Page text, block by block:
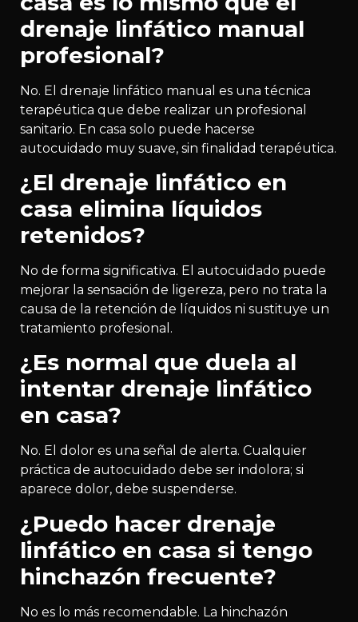
drenaje linfático manual
profesional?
No. El drenaje linfático manual es una técnica
terapéutica que debe realizar un profesional
sanitario. En casa solo puede hacerse
autocuidado muy suave, sin finalidad terapéutica.
¿El drenaje linfático en
casa elimina líquidos
retenidos?
No de forma significativa. El autocuidado puede
mejorar la sensación de ligereza, pero no trata la
causa de la retención de líquidos ni sustituye un
tratamiento profesional.
¿Es normal que duela al
intentar drenaje linfático
en casa?
No. El dolor es una señal de alerta. Cualquier
práctica de autocuidado debe ser indolora; si
aparece dolor, debe suspenderse.
¿Puedo hacer drenaje
linfático en casa si tengo
hinchazón frecuente?
No es lo más recomendable. La hinchazón